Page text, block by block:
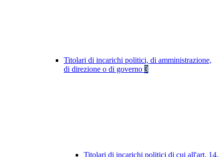
Titolari di incarichi politici, di amministrazione,
di direzione o di governo 3
Titolari di incarichi politici di cui all'art. 14,